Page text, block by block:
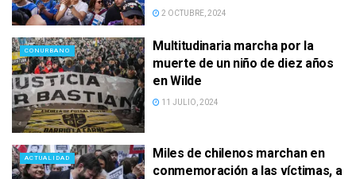
2 OCTUBRE, 2024
CONURBANO
Multitudinaria marcha por la
muerte de un niño de diez años
en Wilde
11 JULIO, 2024
ACTUALIDAD
Miles de chilenos marchan en
conmemoración a las víctimas, a